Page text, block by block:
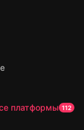
платформы 112